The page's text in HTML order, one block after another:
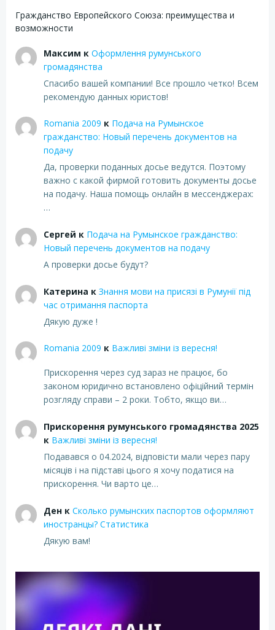
Гражданство Европейского Союза: преимущества и
возможности
Максим к Оформлення румунського
громадянства
Спасибо вашей компании! Все прошло четко! Всем
рекомендую данных юристов!
Romania 2009 к Подача на Румынское
гражданство: Новый перечень документов на
подачу
Да, проверки поданных досье ведутся. Поэтому
важно с какой фирмой готовить документы досье
на подачу. Наша помощь онлайн в мессенджерах:
…
Сергей к Подача на Румынское гражданство:
Новый перечень документов на подачу
А проверки досье будут?
Катерина к Знання мови на присязі в Румунії під
час отримання паспорта
Дякую дуже !
Romania 2009 к Важливі зміни із вересня!
Прискорення через суд зараз не працює, бо
законом юридично встановлено офіційний термін
розгляду справи – 2 роки. Тобто, якщо ви…
Прискорення румунського громадянства 2025
к Важливі зміни із вересня!
Подавався о 04.2024, відповісти мали через пару
місяців і на підставі цього я хочу податися на
прискорення. Чи варто це…
Денк Сколько румынских паспортов оформляют
иностранцы? Статистика
Дякую вам!